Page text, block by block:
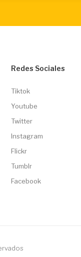
Redes Sociales
Tiktok
Youtube
Twitter
Instagram
Flickr
Tumblr
Facebook